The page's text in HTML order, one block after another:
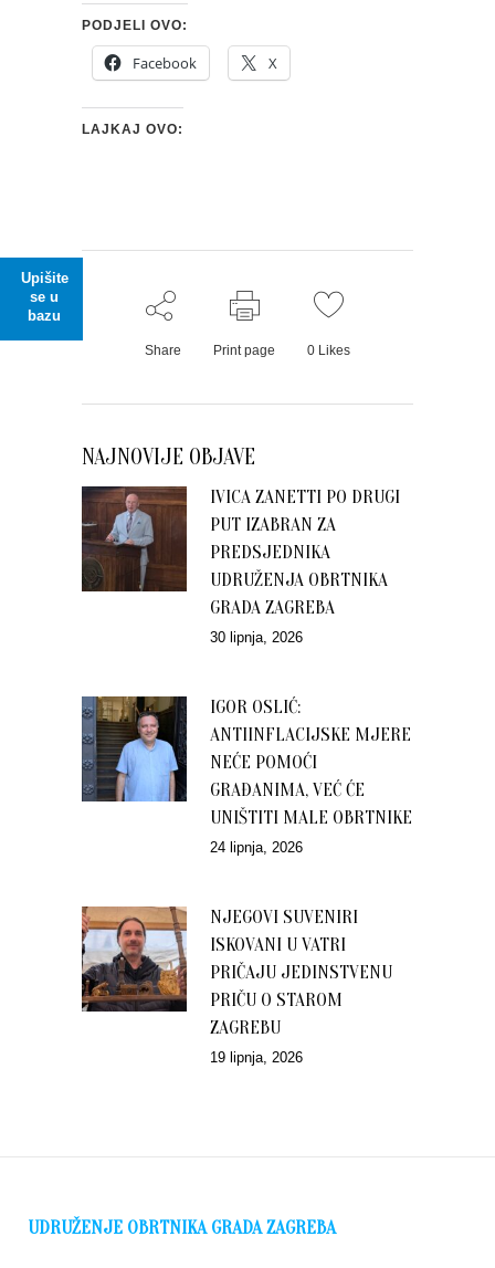
Upišite
se u
bazu
PODJELI OVO:
Facebook X
LAJKAJ OVO:
Share Print page 0 Likes
NAJNOVIJE OBJAVE
IVICA ZANETTI PO DRUGI
PUT IZABRAN ZA
PREDSJEDNIKA
UDRUŽENJA OBRTNIKA
GRADA ZAGREBA
30 lipnja, 2026
IGOR OSLIĆ:
ANTIINFLACIJSKE MJERE
NEĆE POMOĆI
GRAĐANIMA, VEĆ ĆE
UNIŠTITI MALE OBRTNIKE
24 lipnja, 2026
NJEGOVI SUVENIRI
ISKOVANI U VATRI
PRIČAJU JEDINSTVENU
PRIČU O STAROM
ZAGREBU
19 lipnja, 2026
UDRUŽENJE OBRTNIKA GRADA ZAGREBA